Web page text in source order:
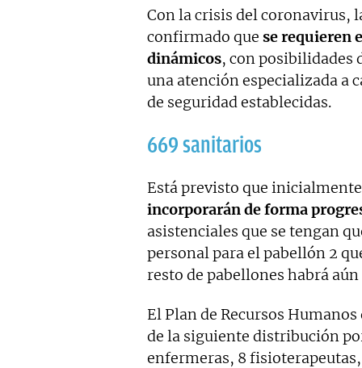
Con la crisis del coronavirus,
confirmado que se requieren
dinámicos, con posibilidades
una atención especializada a
de seguridad establecidas.
669 sanitarios
Está previsto que
incorporarán de forma
asistenciales que se tengan
personal para el pabellón 2
resto de pabellones habrá
El Plan de Recursos
de la siguiente distribución
enfermeras, 8